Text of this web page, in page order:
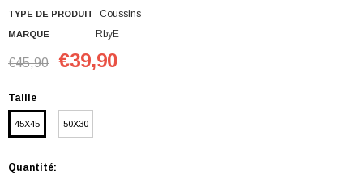
TYPE DE PRODUIT Coussins
MARQUE RbyE
€45,90 €39,90
Taille
45X45 50X30
Quantité: